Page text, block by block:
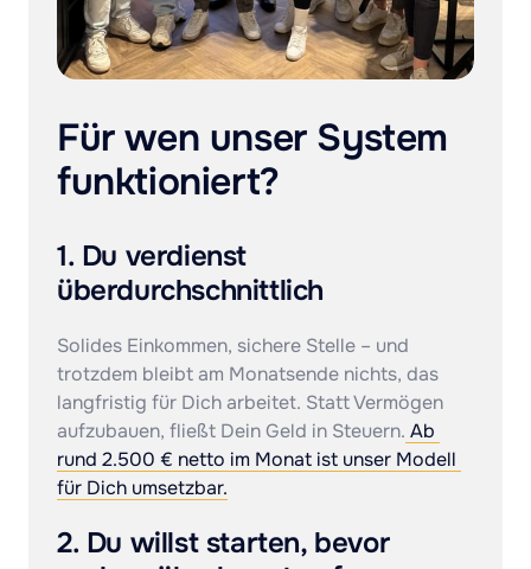
Für wen unser System
funktioniert?
1. Du verdienst
überdurchschnittlich
Solides Einkommen, sichere Stelle – und
trotzdem bleibt am Monatsende nichts, das
langfristig für Dich arbeitet. Statt Vermögen
aufzubauen, fließt Dein Geld in Steuern.
rund 2.500 € netto im Monat ist unser
für Dich umsetzbar.
2. Du willst starten, bevor